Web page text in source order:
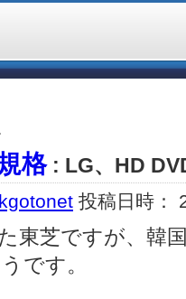
格: LG、HD
kgotonet 投稿日時：
東芝ですが、韓
です。